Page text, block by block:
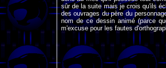
sûr de la suite mais je crois qu'ils
des ouvrages du père du
nom de ce dessin animé (parce
m'excuse pour les fautes